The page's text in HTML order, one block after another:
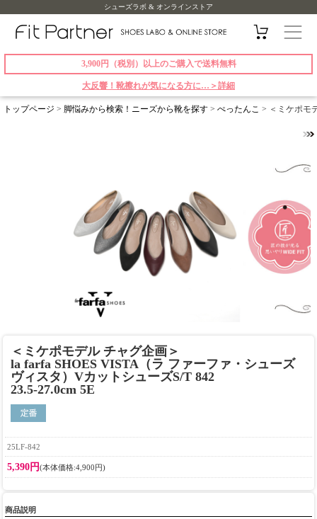
シューズラボ & オンラインストア
3,900円（税別）以上のご購入で送料無料
大反響！靴擦れが気になる方に…＞詳細
トップページ > 脚悩みから検索！ニーズから靴を探す > ぺったんこ > ＜ミケポモ
＜ミケポモデル チャグ企画＞
la farfa SHOES VISTA（ラ ファーファ・シューズ
ヴィスタ）VカットシューズS/T 842
23.5-27.0cm 5E
25LF-842
5,390円(本体価格:4,900円)
商品説明